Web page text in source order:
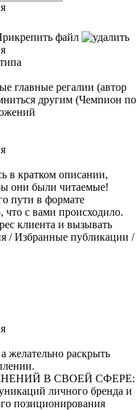
файл
главные регалии (автор
другим (Чемпион по
в кратком описании,
они были читаемые!
пути в формате
что с вами происходило.
клиента и вызывать
/ Избранные публикации /
желательно раскрыть
В СВОЕЙ СФЕРЕ:
личного бренда и
позиционирования